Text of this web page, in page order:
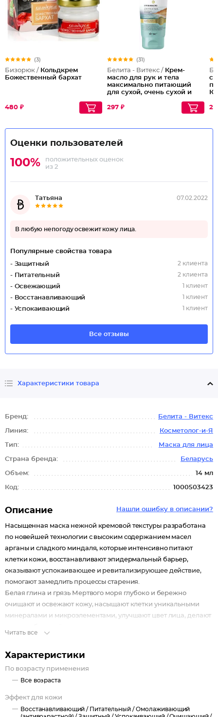
(3)
Бизорюк / Кольдкрем
Божественный бархат
480 ₽
(31)
Белита - Витекс / Крем-
масло для рук и тела
максимально питающий
для сухой, очень сухой и
297 ₽
Оценки пользователей
100%
положительных оценок
из 2
Татьяна 07.02.2022
В любую непогоду освежит кожу лица.
Популярные свойства товара
- Защитный
2 клиента
- Питательный 2 клиента
- Освежающий 1 клиент
- Восстанавливающий 1 клиент
- Успокаивающий 1 клиент
Все отзывы
Характеристики товара
Бренд: Белита - Витекс
Линия: Косметолог-и-Я
Тип: Маска для лица
Страна бренда: Беларусь
Объем: 14 мл
Код: 1000503423
Нашли ошибку в описании?
Описание
Насыщенная маска нежной кремовой текстуры разработана
по новейшей технологии с высоким содержанием масел
арганы и сладкого миндаля, которые интенсивно питают
клетки кожи, восстанавливают эпидермальный барьер,
оказывают успокаивающее и ревитализирующее действие,
помогают замедлить процессы старения.
Белая глина и грязь Мертвого моря глубоко и бережно
очищают и освежают кожу, насыщают клетки уникальными
минералами и микроэлементами, улучшают цвет лица, делают
Читать все
Характеристики
По возрасту применения
Все возраста
Эффект для кожи
Восстанавливающий / Питательный /Омолаживающий